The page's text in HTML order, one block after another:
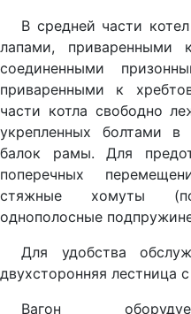
В средней части
лапами,
соединенными
приваренными к
части котла свободно
укрепленных болтами
балок рамы. Для
поперечных
стяжные хомуты
однополосные
Для удобства
двухсторонняя лестница
Вагон